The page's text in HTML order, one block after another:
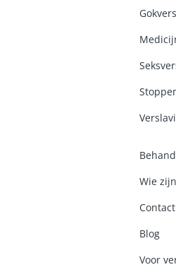
Wie
Contact
Blog
Voor